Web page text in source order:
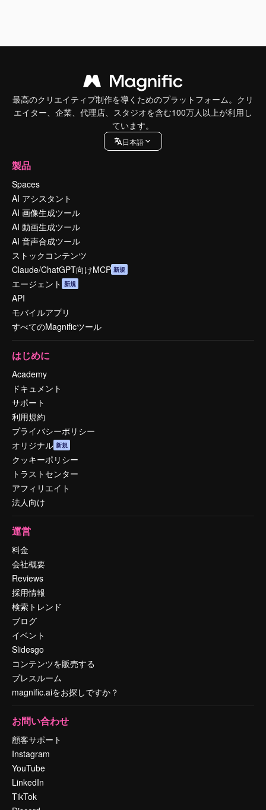
最高のクリエイティブ制作を導くためのプラットフォーム。クリ
エイター、企業、代理店、スタジオを含む100万人以上が利用し
ています。
日本語
製品
Spaces
AI アシスタント
AI 画像生成ツール
AI 動画生成ツール
AI 音声合成ツール
ストックコンテンツ
Claude/ChatGPT向けMCP 新規
エージェント 新規
API
モバイルアプリ
すべてのMagnificツール
はじめに
Academy
ドキュメント
サポート
利用規約
プライバシーポリシー
オリジナル 新規
クッキーポリシー
トラストセンター
アフィリエイト
法人向け
運営
料金
会社概要
Reviews
採用情報
検索トレンド
ブログ
イベント
Slidesgo
コンテンツを販売する
プレスルーム
magnific.aiをお探しですか？
お問い合わせ
顧客サポート
Instagram
YouTube
LinkedIn
TikTok